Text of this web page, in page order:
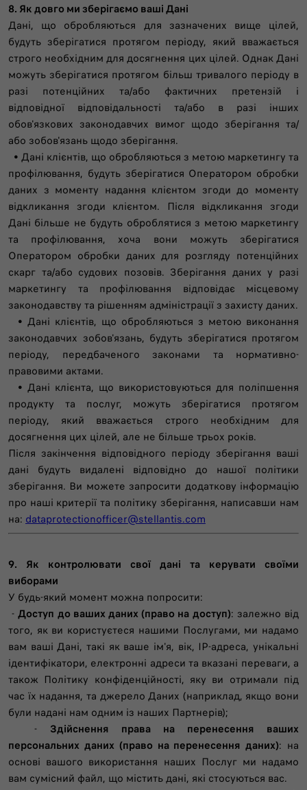
8. Як довго ми зберігаємо ваші Дані
Дані, що обробляються для зазначених вище цілей,
будуть зберігатися протягом періоду, який вважається
строго необхідним для досягнення цих цілей. Однак Дані
можуть зберігатися протягом більш тривалого періоду в
разі потенційних та/або фактичних претензій і
відповідної відповідальності та/або в разі інших
обов'язкових законодавчих вимог щодо зберігання та/
або зобов'язань щодо зберігання.
• Дані клієнтів, що обробляються з метою маркетингу та
профілювання, будуть зберігатися Оператором обробки
даних з моменту надання клієнтом згоди до моменту
відкликання згоди клієнтом. Після відкликання згоди
Дані більше не будуть оброблятися з метою маркетингу
та профілювання, хоча вони можуть зберігатися
Оператором обробки даних для розгляду потенційних
скарг та/або судових позовів. Зберігання даних у разі
маркетингу та профілювання відповідає місцевому
законодавству та рішенням адміністрації з захисту даних.
• Дані клієнтів, що обробляються з метою виконання
законодавчих зобов'язань, будуть зберігатися протягом
періоду, передбаченого законами та нормативно-
правовими актами.
• Дані клієнта, що використовуються для поліпшення
продукту та послуг, можуть зберігатися протягом
періоду, який вважається строго необхідним для
досягнення цих цілей, але не більше трьох років.
Після закінчення відповідного періоду зберігання ваші
дані будуть видалені відповідно до нашої політики
зберігання. Ви можете запросити додаткову інформацію
про наші критерії та політику зберігання, написавши нам
на: dataprotectionofficer@stellantis.com
9. Як контролювати свої дані та керувати своїми
виборами
У будь-який момент можна попросити:
-Доступ до ваших даних (право на доступ): залежно від
того, як ви користуєтеся нашими Послугами, ми надамо
вам ваші Дані, такі як ваше ім'я, вік, IP-адреса, унікальні
ідентифікатори, електронні адреси та вказані переваги, а
також Політику конфіденційності, яку ви отримали під
час їх надання, та джерело Даних (наприклад, якщо вони
були надані нам одним із наших Партнерів);
- Здійснення права на перенесення ваших
персональних даних (право на перенесення даних): на
основі вашого використання наших Послуг ми надамо
вам сумісний файл, що містить дані, які стосуються вас.